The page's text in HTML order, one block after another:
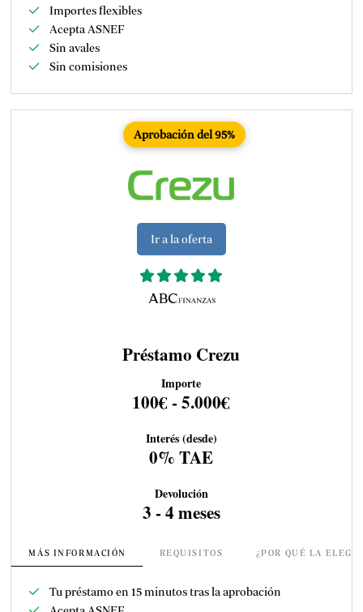
Importes flexibles
Acepta ASNEF
Sin avales
Sin comisiones
Aprobación del 95%
Ir a la oferta
Préstamo Crezu
Importe
100€ - 5.000€
Interés (desde)
0% TAE
Devolución
3 - 4 meses
MÁS INFORMACIÓN REQUISITOS ¿POR QUÉ LA
Tu préstamo en 15 minutos tras la aprobación